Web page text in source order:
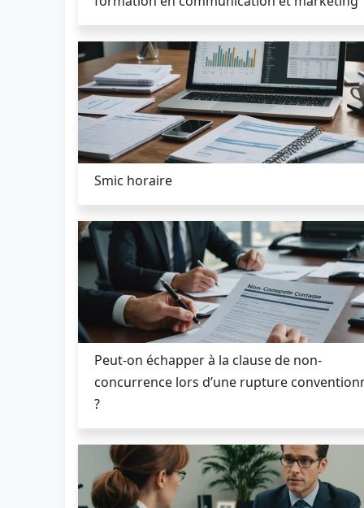
Smic horaire
Peut-on échapper à la clause de non-
concurrence lors d’une rupture
?